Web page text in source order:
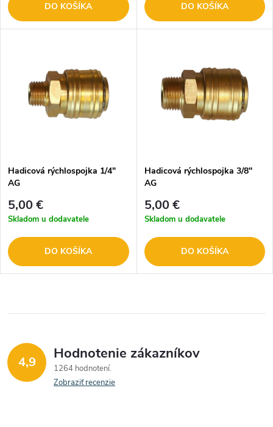
DO KOŠÍKA DO KOŠÍKA
Hadicová rýchlospojka 1/4"
AG
5,00 €
Skladom u dodavatele
DO KOŠÍKA
Hadicová rýchlospojka 3/8"
AG
5,00 €
Skladom u dodavatele
DO KOŠÍKA
4,9 Hodnotenie zákazníkov
1264 hodnotení
Zobraziť recenzie